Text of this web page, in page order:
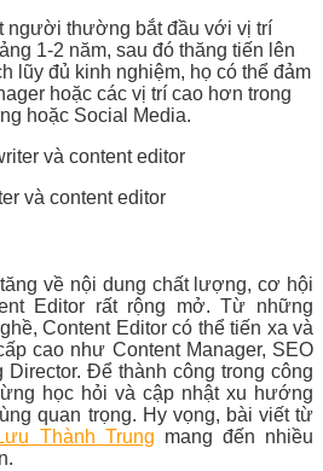
người thường bắt đầu với vị trí
1-2 năm, sau đó thăng tiến lên
lũy đủ kinh nghiệm, họ có thể đảm
hoặc các vị trí cao hơn trong
hoặc Social Media.
và content editor
về nội dung chất lượng, cơ hội
Editor rất rộng mở. Từ những
Content Editor có thể tiến xa và
cao như Content Manager, SEO
Director. Để thành công trong công
học hỏi và cập nhật xu hướng
quan trọng. Hy vọng, bài viết từ
Thành Trung mang đến nhiều